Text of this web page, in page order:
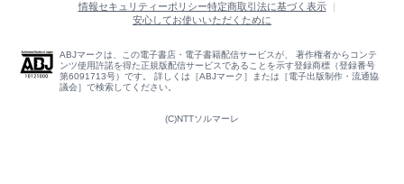
情報セキュリティーポリシー特定商取引法に基づく表示
安心してお使いいただくために
ABJマークは、この電子書店・電子書籍配信サービスが、 著作権者からコンテ
ンツ使用許諾を得た正規版配信サービスであることを示す登録商標（登録番号
第6091713号）です。 詳しくは［ABJマーク］または［電子出版制作・流通協
議会］で検索してください。
(C)NTTソルマーレ